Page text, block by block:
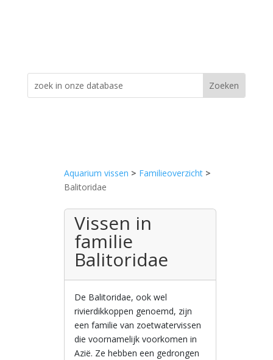
Aquarium vissen > Familieoverzicht >
Balitoridae
Vissen in
familie
Balitoridae
De Balitoridae, ook wel
rivierdikkoppen genoemd, zijn
een familie van zoetwatervissen
die voornamelijk voorkomen in
Azië. Ze hebben een gedrongen